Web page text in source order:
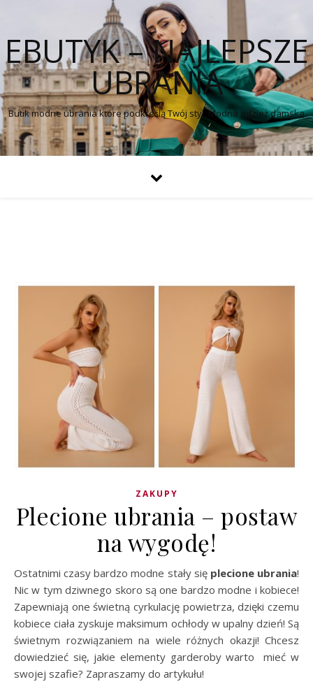
EBUTYK – NAJLEPSZE
UBRANIA
Butik modne ubrania które podkreślą Twój styl. Modna odzież damska
ZAKUPY
Plecione ubrania – postaw
na wygodę!
Ostatnimi czasy bardzo modne stały się plecione ubrania!
Nic w tym dziwnego skoro są one bardzo modne i kobiece!
Zapewniają one świetną cyrkulację powietrza, dzięki czemu
kobiece ciała zyskuje maksimum ochłody w upalny dzień! Są
świetnym rozwiązaniem na wiele różnych okazji! Chcesz
dowiedzieć się, jakie elementy garderoby warto mieć w
swojej szafie? Zapraszamy do artykułu!